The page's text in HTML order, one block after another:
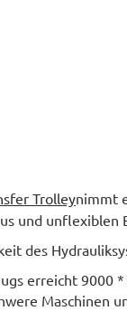
Trolleynimmt
und unflexiblen
des
erreicht
Maschinen